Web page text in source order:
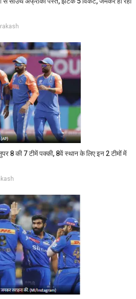
की 7 टीमें पक्की, 8वें स्थान के लिए इन 2 टीमों में